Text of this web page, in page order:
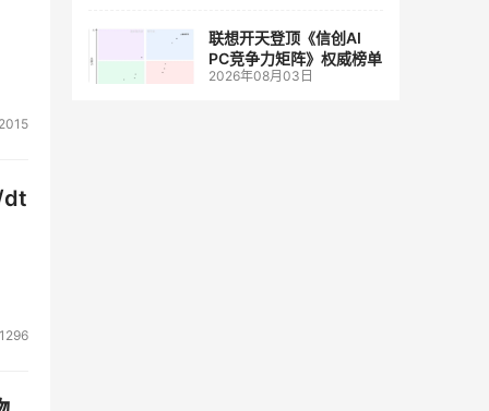
2015
dt
1296
联想开天登顶《信创AI
PC竞争力矩阵》权威榜单
2026年08月03日